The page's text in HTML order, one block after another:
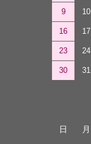
9 10
16 17
23 24
30 31
日 月